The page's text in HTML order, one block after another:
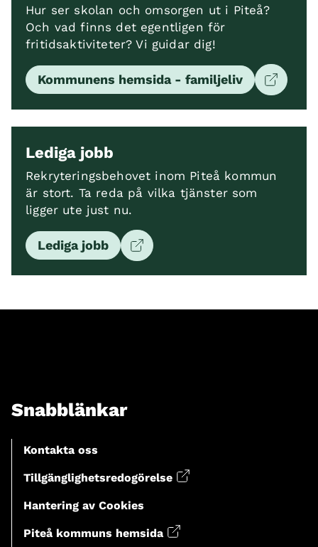
Hur ser skolan och omsorgen ut i Piteå?
Och vad finns det egentligen för
fritidsaktiviteter? Vi guidar dig!
Kommunens hemsida - familjeliv
Lediga jobb
Rekryteringsbehovet inom Piteå kommun
är stort. Ta reda på vilka tjänster som
ligger ute just nu.
Lediga jobb
Snabblänkar
Kontakta oss
Tillgänglighetsredogörelse
Hantering av Cookies
Piteå kommuns hemsida